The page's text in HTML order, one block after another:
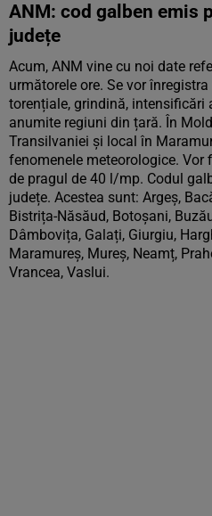
ANM: cod galben emis
județe
Acum, ANM vine cu noi date
următorele ore. Se vor
torențiale, grindină, intensificări
anumite regiuni din țară. În
Transilvaniei și local în
fenomenele meteorologice.
de pragul de 40 l/mp. Codul
județe. Acestea sunt: Argeș,
Bistrița-Năsăud, Botoșani,
Dâmbovița, Galați, Giurgiu,
Maramureș, Mureș, Neamț,
Vrancea, Vaslui.